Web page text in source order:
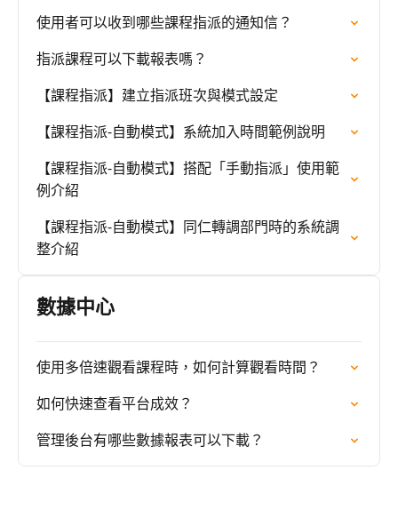
使用者可以收到哪些課程指派的通知信？
指派課程可以下載報表嗎？
【課程指派】建立指派班次與模式設定
【課程指派-自動模式】系統加入時間範例說明
【課程指派-自動模式】搭配「手動指派」使用範
例介紹
【課程指派-自動模式】同仁轉調部門時的系統調
整介紹
數據中心
使用多倍速觀看課程時，如何計算觀看時間？
如何快速查看平台成效？
管理後台有哪些數據報表可以下載？